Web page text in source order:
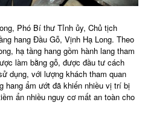
Phó Bí thư Tỉnh ủy, Chủ tịch
hang Đầu Gỗ, Vịnh Hạ Long. Theo
hạ tầng hang gồm hành lang tham
làm bằng gỗ, được đầu tư cách
dụng, với lượng khách tham quan
hang ẩm ướt đã khiến nhiều vị trí bị
ẩn nhiều nguy cơ mất an toàn cho